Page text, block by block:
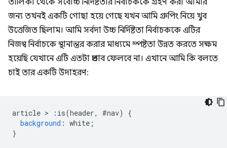
তালিকা থেকে সর্বোচ্চ নির্দিষ্টতার নির্বাচককে গ্রহণ করা আমার
জন্য তখনই একটি গোছা হয়ে গেছে যখন আমি গ্রুপিং নিয়ে খুব
উত্তেজিত ছিলাম। আমি সর্বদা উচ্চ নির্দিষ্টতা নির্বাচককে এটির
নিজস্ব নির্বাচকে স্থানান্তর করার মাধ্যমে স্পষ্টতা উন্নত করতে সক্ষম
হয়েছি যেখানে এটি এতটা প্রভাব ফেলবে না। এখানে আমি কি বলতে
চাই তার একটি উদাহরণ:
article > : is(header, #nav)
{
background : white ;
}